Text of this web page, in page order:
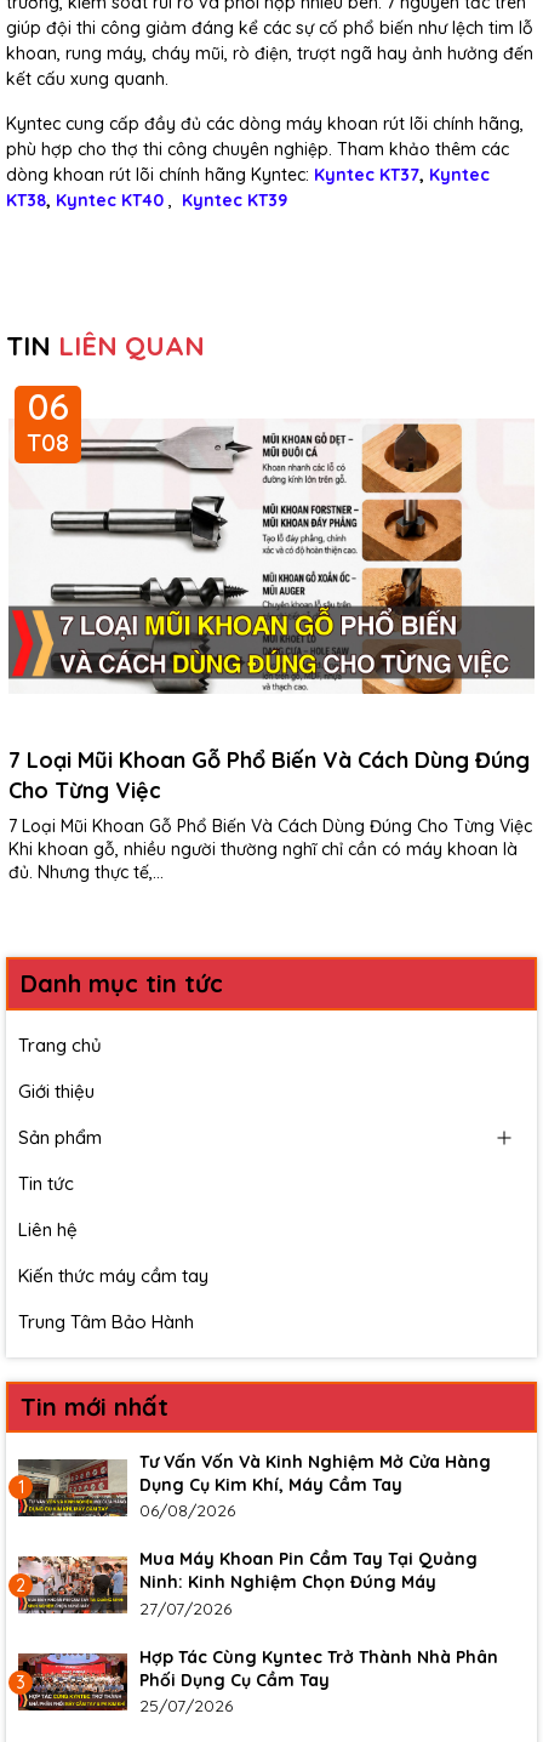
giúp đội thi công giảm đáng kể các sự cố phổ biến như lệch tim lỗ
khoan, rung máy, cháy mũi, rò điện, trượt ngã hay ảnh hưởng đến
kết cấu xung quanh.
Kyntec cung cấp đầy đủ các dòng máy khoan rút lõi chính hãng,
phù hợp cho thợ thi công chuyên nghiệp. Tham khảo thêm các
dòng khoan rút lõi chính hãng Kyntec: Kyntec KT37, Kyntec
KT38, Kyntec KT40 , Kyntec KT39
TIN LIÊN QUAN
06
T08
7 Loại Mũi Khoan Gỗ Phổ Biến Và Cách Dùng Đúng
Cho Từng Việc
7 Loại Mũi Khoan Gỗ Phổ Biến Và Cách Dùng Đúng Cho Từng Việc
Khi khoan gỗ, nhiều người thường nghĩ chỉ cần có máy khoan là
đủ. Nhưng thực tế,...
Danh mục tin tức
Trang chủ
Giới thiệu
Sản phẩm
Tin tức
Liên hệ
Kiến thức máy cầm tay
Trung Tâm Bảo Hành
Tin mới nhất
1
Tư Vấn Vốn Và Kinh Nghiệm Mở Cửa Hàng
Dụng Cụ Kim Khí, Máy Cầm Tay
06/08/2026
2
Mua Máy Khoan Pin Cầm Tay Tại Quảng
Ninh: Kinh Nghiệm Chọn Đúng Máy
27/07/2026
3
Hợp Tác Cùng Kyntec Trở Thành Nhà Phân
Phối Dụng Cụ Cầm Tay
25/07/2026